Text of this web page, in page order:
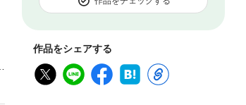
作品をシェアする